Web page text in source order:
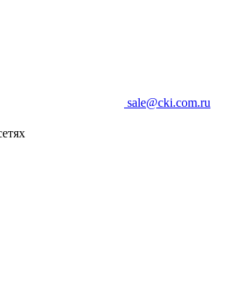
sale@cki.com.ru